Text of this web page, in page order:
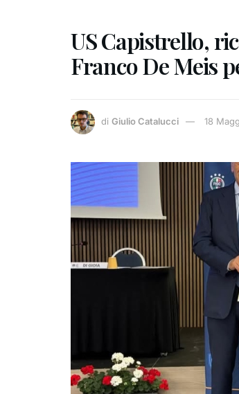
US Capistrello,
Franco De Meis
di Giulio Catalucci 18